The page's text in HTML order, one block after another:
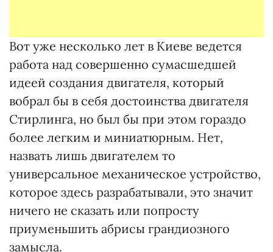
Вот уже несколько лет в Киеве ведется
работа над совершенно сумасшедшей
идеей создания двигателя, который
вобрал бы в себя достоинства двигателя
Стирлинга, но был бы при этом гораздо
более легким и миниатюрным. Нет,
назвать лишь двигателем то
универсальное механическое устройство,
которое здесь разрабатывали, это значит
ничего не сказать или попросту
приуменьшить абрисы грандиозного
замысла.